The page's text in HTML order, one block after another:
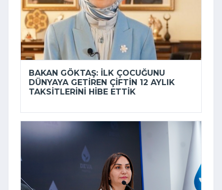
BAKAN GÖKTAŞ: İLK ÇOCUĞUNU
DÜNYAYA GETIREN ÇIFTIN 12 AYLIK
TAKSITLERINI HIBE ETTIK